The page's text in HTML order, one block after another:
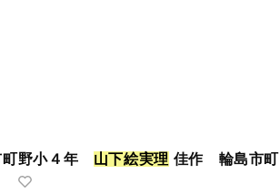
野小４年 山下絵実理 佳作 輪島市町